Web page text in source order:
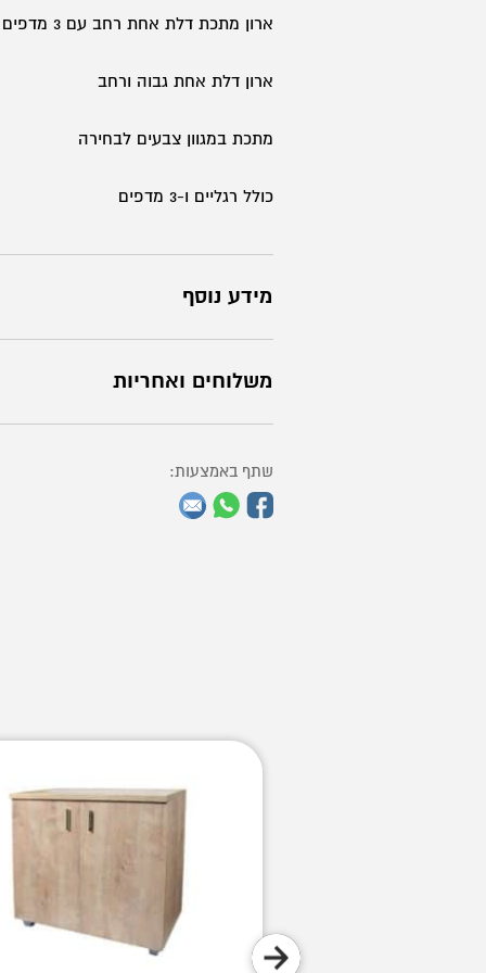
רחב
3
ורגליים
ארון מתכת דלת אחת רחב עם 3 מדפים ורגליים
ארון דלת אחת גבוה ורחב
מתכת במגוון צבעים לבחירה
כולל רגליים ו-3 מדפים
מידע נוסף
משלוחים ואחריות
שתף באמצעות: